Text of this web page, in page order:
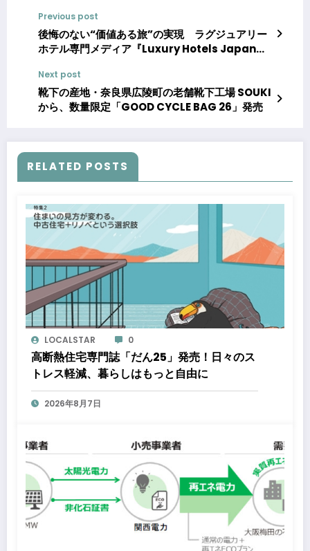
Previous post
後悔のない“価値ある旅”の実現 ラグジュアリー
ホテル専門メディア『Luxury Hotels Japan』
Next post
靴下の産地・奈良県広陵町の老舗靴下工場 SOUKI
から、数量限定「GOOD CYCLE BAG 26」発売
RELATED POSTS
LOCALSTAR 0
高断熱住宅専門誌「だん25」発売！日々のス
トレス軽減、暮らしはもっと自由に
2026年8月7日